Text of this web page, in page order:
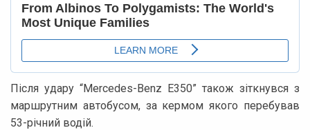
Після удару “Mercedes-Benz E350” також зіткнувся з
маршрутним автобусом, за кермом якого перебував
53-річний водій.